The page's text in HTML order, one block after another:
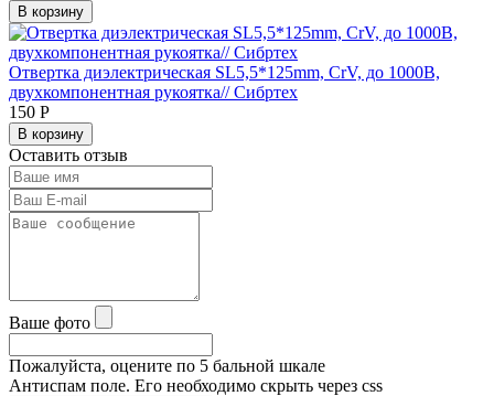
В корзину
Отвертка диэлектрическая SL5,5*125mm, CrV, до 1000В,
двухкомпонентная рукоятка// Сибртех
150 Р
В корзину
Оставить отзыв
Ваше фото
Пожалуйста, оцените по 5 бальной шкале
Антиспам поле. Его необходимо скрыть через css